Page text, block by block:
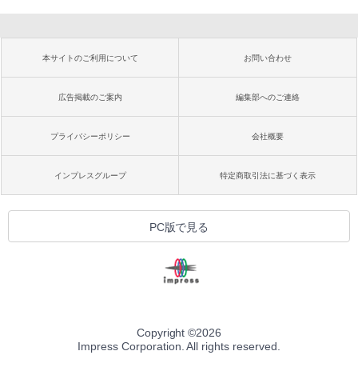
本サイトのご利用について お問い合わせ
広告掲載のご案内 編集部へのご連絡
プライバシーポリシー 会社概要
インプレスグループ 特定商取引法に基づく表示
PC版で見る
Copyright ©2026
Impress Corporation. All rights reserved.